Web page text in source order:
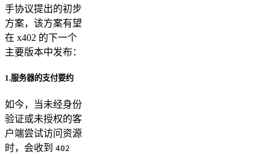
手协议提出的初步
方案，该方案有望
在 x402 的下一个
主要版本中发布：
1.服务器的支付要约
如今，当未经身份
验证或未授权的客
户端尝试访问资源
时，会收到 402